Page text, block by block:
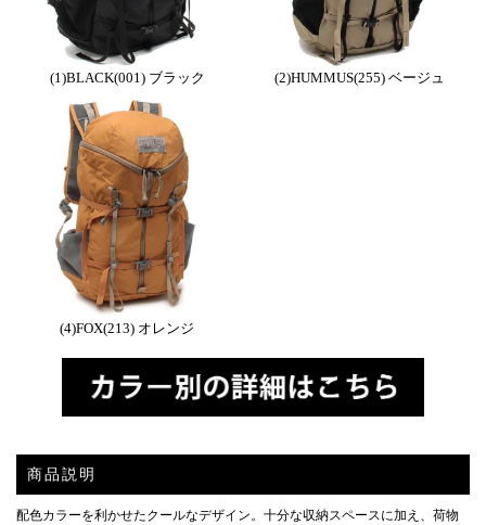
(1)BLACK(001) ブラック (2)HUMMUS(255) ベージュ
(4)FOX(213) オレンジ
商品説明
配色カラーを利かせたクールなデザイン。十分な収納スペースに加え、荷物